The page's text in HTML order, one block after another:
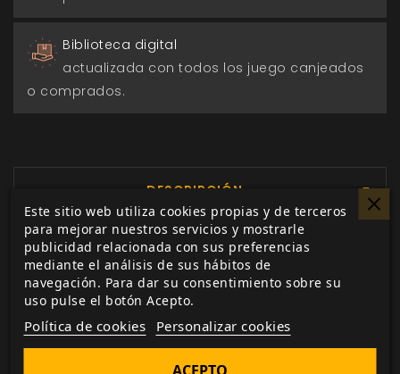
Biblioteca digital
actualizada con todos los juego canjeados
o comprados.
DESCRIPCIÓN ▼
¿Y si vampiros, magos y hombres
lobo son reales?
¿Y si ellos han estado siempre
aquí, ocultos entre nosotros?
Este sitio web utiliza cookies propias y de terceros
para mejorar nuestros servicios y mostrarle
publicidad relacionada con sus preferencias
mediante el análisis de sus hábitos de
navegación. Para dar su consentimiento sobre su
uso pulse el botón Acepto.
Política de cookies Personalizar cookies